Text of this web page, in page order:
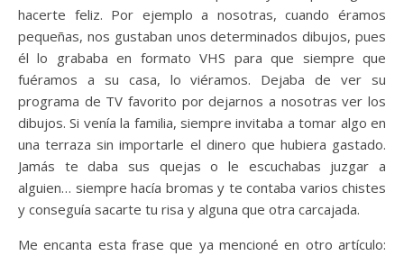
hacerte feliz. Por ejemplo a nosotras, cuando éramos
pequeñas, nos gustaban unos determinados dibujos, pues
él lo grababa en formato VHS para que siempre que
fuéramos a su casa, lo viéramos. Dejaba de ver su
programa de TV favorito por dejarnos a nosotras ver los
dibujos. Si venía la familia, siempre invitaba a tomar algo en
una terraza sin importarle el dinero que hubiera gastado.
Jamás te daba sus quejas o le escuchabas juzgar a
alguien… siempre hacía bromas y te contaba varios chistes
y conseguía sacarte tu risa y alguna que otra carcajada.
Me encanta esta frase que ya mencioné en otro artículo: